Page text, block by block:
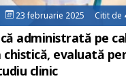
23 februarie 2025 Citit de
administrată pe
evaluată
clinic